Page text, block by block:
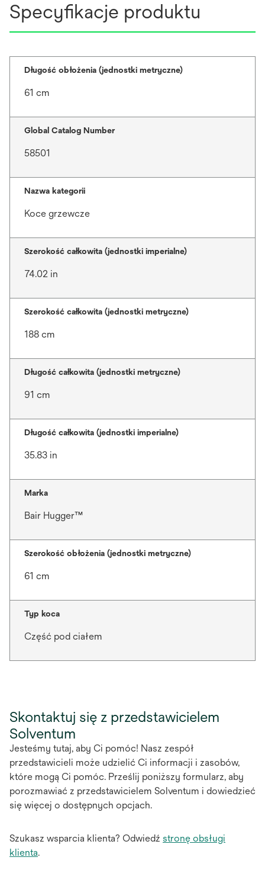
Specyfikacje produktu
Długość obłożenia (jednostki metryczne)
61 cm
Global Catalog Number
58501
Nazwa kategorii
Koce grzewcze
Szerokość całkowita (jednostki imperialne)
74.02 in
Szerokość całkowita (jednostki metryczne)
188 cm
Długość całkowita (jednostki metryczne)
91 cm
Długość całkowita (jednostki imperialne)
35.83 in
Marka
Bair Hugger™
Szerokość obłożenia (jednostki metryczne)
61 cm
Typ koca
Część pod ciałem
Skontaktuj się z przedstawicielem
Solventum
Jesteśmy tutaj, aby Ci pomóc! Nasz zespół
przedstawicieli może udzielić Ci informacji i zasobów,
które mogą Ci pomóc. Prześlij poniższy formularz, aby
porozmawiać z przedstawicielem Solventum i dowiedzieć
się więcej o dostępnych opcjach.
Szukasz wsparcia klienta? Odwiedź stronę obsługi
klienta.